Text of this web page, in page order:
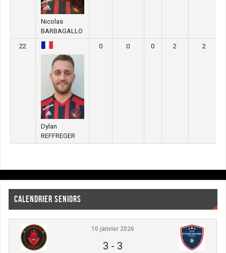
Nicolas
BARBAGALLO
22
Dylan
REFFREGER
0 0 0 2 2
CALENDRIER SENIORS
10 janvier 2026
3 - 3